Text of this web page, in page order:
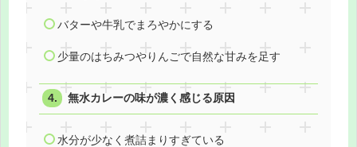
バターや牛乳でまろやかにする
少量のはちみつやりんごで自然な甘みを足す
無水カレーの味が濃く感じる原因
水分が少なく煮詰まりすぎている